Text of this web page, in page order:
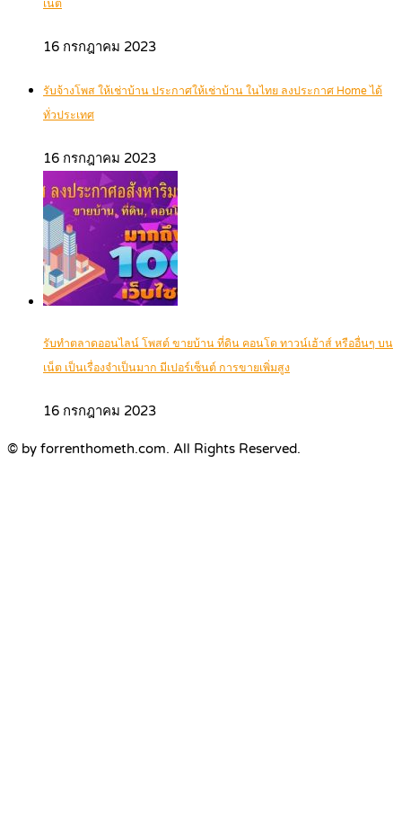
เน็ต
16 กรกฎาคม 2023
รับจ้างโพส ให้เช่าบ้าน ประกาศให้เช่าบ้าน ในไทย ลงประกาศ Home ได้
ทั่วประเทศ
16 กรกฎาคม 2023
รับทำตลาดออนไลน์ โพสต์ ขายบ้าน ที่ดิน คอนโด ทาวน์เฮ้าส์ หรืออื่นๆ บน
เน็ต เป็นเรื่องจำเป็นมาก มีเปอร์เซ็นต์ การขายเพิ่มสูง
16 กรกฎาคม 2023
© by forrenthometh.com. All Rights Reserved.